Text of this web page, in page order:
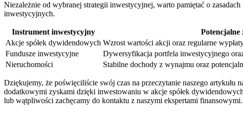
Niezależnie od wybranej strategii inwestycyjnej, warto‌ pamiętać⁢ o
inwestycyjnych.
Instrument inwestycyjny
Potencjalne
Akcje spółek dywidendowych Wzrost wartości‌ akcji oraz regularne
Fundusze inwestycyjne
Dywersyfikacja portfela⁢ inwestycyjnego
Nieruchomości
Stabilne dochody ⁢z wynajmu⁣ oraz
Dziękujemy, ⁤że poświęciliście swój czas na przeczytanie naszego
dodatkowymi zyskami⁢ dzięki inwestowaniu w akcje spółek
lub wątpliwości zachęcamy do kontaktu ​z naszymi ekspertami